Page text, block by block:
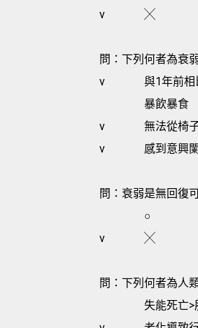
v
╳
問：下列何者為衰
v
與1年前
暴飲暴食
v
無法從椅
v
感到意興
問：衰弱是無回復
○
v
╳
問：下列何者為人
失能死亡